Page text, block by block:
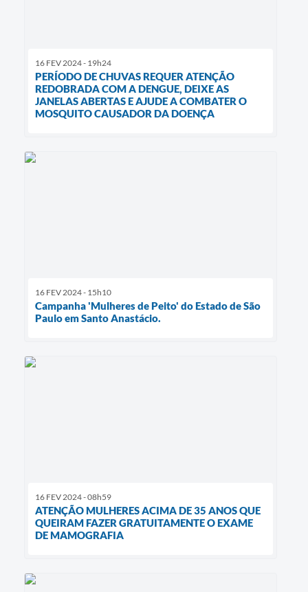
16 FEV 2024 - 19h24
PERÍODO DE CHUVAS REQUER ATENÇÃO
REDOBRADA COM A DENGUE, DEIXE AS
JANELAS ABERTAS E AJUDE A COMBATER O
MOSQUITO CAUSADOR DA DOENÇA
16 FEV 2024 - 15h10
Campanha 'Mulheres de Peito' do Estado de São
Paulo em Santo Anastácio.
16 FEV 2024 - 08h59
ATENÇÃO MULHERES ACIMA DE 35 ANOS QUE
QUEIRAM FAZER GRATUITAMENTE O EXAME
DE MAMOGRAFIA